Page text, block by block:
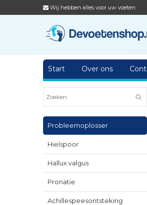
Wij hebben alles voor uw voeten
Start Over ons
Probleemoplosser
Hielspoor
Hallux valgus
Pronatie
Achillespeesontsteking